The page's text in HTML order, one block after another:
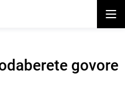
govore